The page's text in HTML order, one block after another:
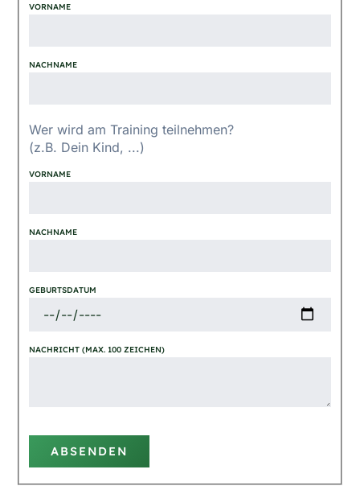
VORNAME
NACHNAME
Wer wird am Training teilnehmen?
(z.B. Dein Kind, ...)
VORNAME
NACHNAME
GEBURTSDATUM
NACHRICHT (MAX. 100 ZEICHEN)
ABSENDEN